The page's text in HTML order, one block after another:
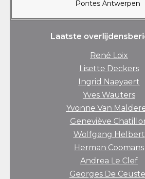
Pontes Antwerpen
Laatste
René Loix
Lisette Deckers
Ingrid Naeyaert
Yves Wauters
Yvonne Van
Geneviève
Wolfgang Helbert
Herman Coomans
Andrea Le Clef
Georges De